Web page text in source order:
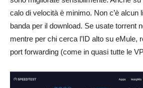
calo di velocità è minimo. Non c’è alcun
banda per il download. Se usate torrent
mentre per chi cerca l’ID alto su eMule,
port forwarding (come in quasi tutte le